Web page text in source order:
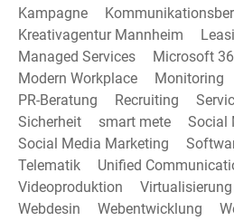
Kampagne
Kreativagentur Mannheim
Managed Services
Microsoft
Modern Workplace
Monitoring
PR-Beratung
Recruiting
Sicherheit
smart mete
Social
Social Media Marketing
Telematik
Unified
Videoproduktion
Virtualisierung
Webdesin
Webentwicklung